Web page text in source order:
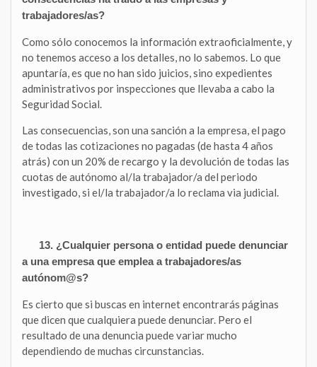
trabajadores/as?
Como sólo conocemos la información extraoficialmente, y
no tenemos acceso a los detalles, no lo sabemos. Lo que
apuntaría, es que no han sido juicios, sino expedientes
administrativos por inspecciones que llevaba a cabo la
Seguridad Social.
Las consecuencias, son una sanción a la empresa, el pago
de todas las cotizaciones no pagadas (de hasta 4 años
atrás) con un 20% de recargo y la devolución de todas las
cuotas de autónomo al/la trabajador/a del periodo
investigado, si el/la trabajador/a lo reclama via judicial.
13. ¿Cualquier persona o entidad puede denunciar
a una empresa que emplea a trabajadores/as
autónom@s?
Es cierto que si buscas en internet encontrarás páginas
que dicen que cualquiera puede denunciar. Pero el
resultado de una denuncia puede variar mucho
dependiendo de muchas circunstancias.